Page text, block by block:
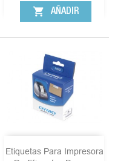
shopping_cart AÑADIR
Etiquetas Para Impresora